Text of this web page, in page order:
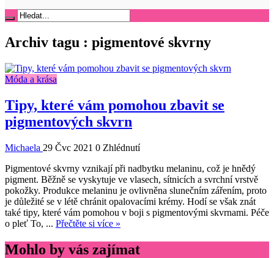
Archiv tagu : pigmentové skvrny
Móda a krása
Tipy, které vám pomohou zbavit se
pigmentových skvrn
Michaela 29 Čvc 2021 0 Zhlédnutí
Pigmentové skvrny vznikají při nadbytku melaninu, což je hnědý
pigment. Běžně se vyskytuje ve vlasech, sítnicích a svrchní vrstvě
pokožky. Produkce melaninu je ovlivněna slunečním zářením, proto
je důležité se v létě chránit opalovacími krémy. Hodí se však znát
také tipy, které vám pomohou v boji s pigmentovými skvrnami. Péče
o pleť To, ... Přečtěte si více »
Mohlo by vás zajímat